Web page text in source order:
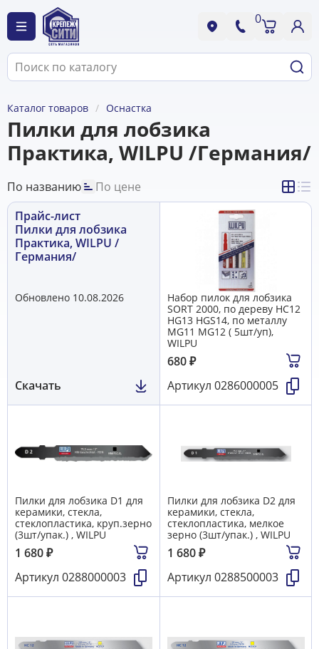
0
Каталог товаров Оснастка
Пилки для лобзика
Практика, WILPU /Германия/
По названию
По цене
Прайс-лист
Пилки для лобзика
Практика, WILPU /
Германия/
Обновлено 10.08.2026
Скачать
Набор пилок для лобзика
SORT 2000, по дереву HC12
HG13 HGS14, по металлу
MG11 MG12 ( 5шт/уп),
WILPU
680₽
Артикул 0286000005
Пилки для лобзика D1 для
керамики, стекла,
стеклопластика, круп.зерно
(3шт/упак.) , WILPU
1 680₽
Артикул 0288000003
Пилки для лобзика D2 для
керамики, стекла,
стеклопластика, мелкое
зерно (3шт/упак.) , WILPU
1 680₽
Артикул 0288500003